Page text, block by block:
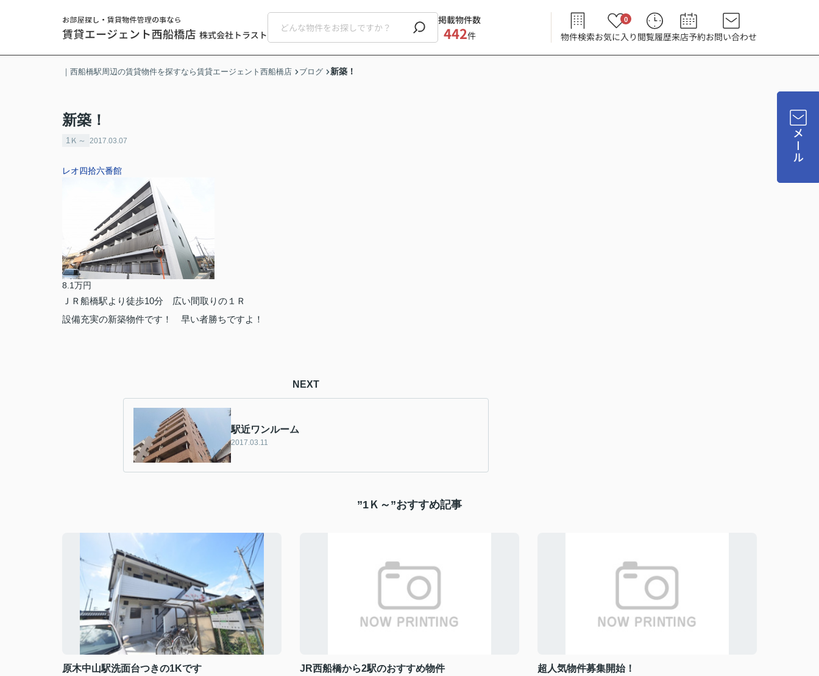
掲載物件数
442件 物件検索お気に入り
0
閲覧履歴来店予約お問い合わせ
メール
｜西船橋駅周辺の賃貸物件を探すなら賃貸エージェント西船橋店 ブログ 新築！
新築！
1Ｋ～ 2017.03.07
レオ四拾六番館
8.1万円
ＪＲ船橋駅より徒歩10分 広い間取りの１Ｒ
設備充実の新築物件です！ 早い者勝ちですよ！
NEXT
駅近ワンルーム
2017.03.11
”1Ｋ～”おすすめ記事
原木中山駅洗面台つきの1Kです JR西船橋から2駅のおすすめ物件 超人気物件募集開始！